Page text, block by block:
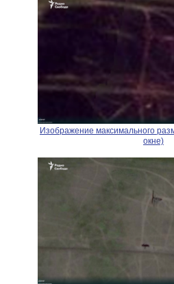
Изображение максимального
окне)